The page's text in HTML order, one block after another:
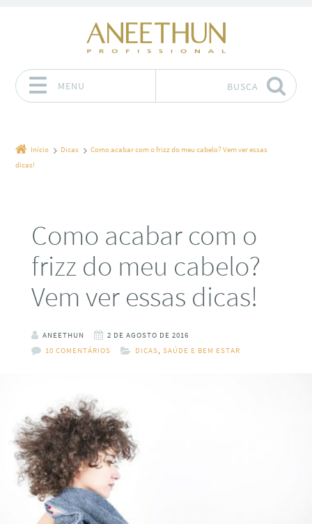
MENU BUSCA
Início Dicas
Como acabar com o frizz do meu cabelo? Vem ver essas
dicas!
Como acabar com o
frizz do meu cabelo?
Vem ver essas dicas!
ANEETHUN
2 DE AGOSTO DE 2016
10 COMENTÁRIOS
DICAS, SAÚDE E BEM ESTAR